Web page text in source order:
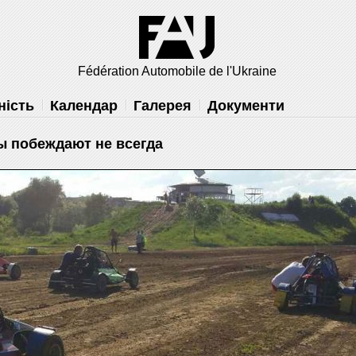
Fédération Automobile de l'Ukraine
Календар Галерея Документи
не всегда